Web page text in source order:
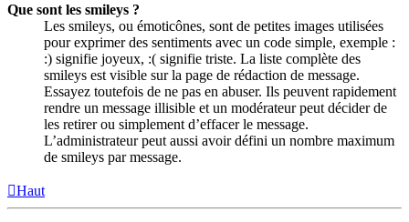
Que sont les smileys ?
Les smileys, ou émoticônes, sont de petites images utilisées
pour exprimer des sentiments avec un code simple, exemple :
:) signifie joyeux, :( signifie triste. La liste complète des
smileys est visible sur la page de rédaction de message.
Essayez toutefois de ne pas en abuser. Ils peuvent rapidement
rendre un message illisible et un modérateur peut décider de
les retirer ou simplement d’effacer le message.
L’administrateur peut aussi avoir défini un nombre maximum
de smileys par message.
Haut